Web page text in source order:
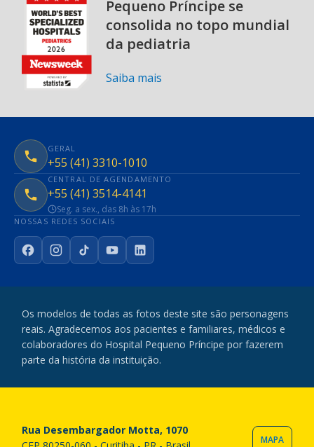
Pequeno Príncipe se
consolida no topo mundial
da pediatria
Saiba mais
GERAL
+55 (41) 3310-1010
CENTRAL DE AGENDAMENTO
+55 (41) 3514-4141
Seg. a sex., das 8h às 17h
NOSSAS REDES SOCIAIS
FacebookInstagram
TikTokYouTubeLinkedIn
Os modelos de todas as fotos deste site são personagens
reais. Agradecemos aos pacientes e familiares, médicos e
colaboradores do Hospital Pequeno Príncipe por fazerem
parte da história da instituição.
Rua Desembargador Motta, 1070
MAPA